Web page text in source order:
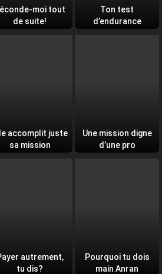
moi tout
de suite!
Ton test
d’endurance
accomplit juste
sa mission
Une mission digne
d’une pro
autrement,
tu dis?
Pourquoi tu dois
main Anran